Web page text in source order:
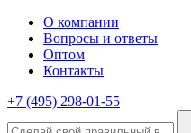
О компании
Вопросы и ответы
Оптом
Контакты
+7 (495) 298-01-55